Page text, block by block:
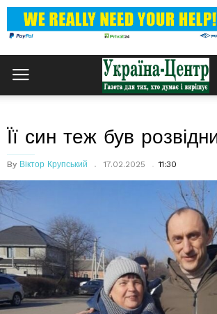
Її син теж був
By Віктор Крупський 17.02.2025 11:30